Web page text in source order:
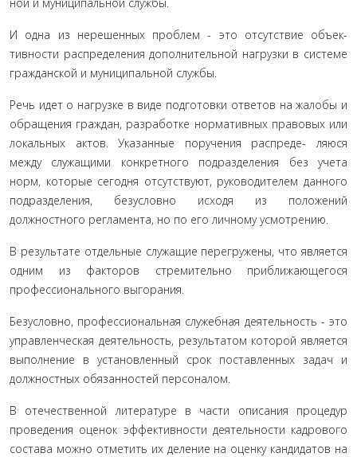
И одна из нерешенных проблем - это отсутствие объек­
тивности распределения дополнительной нагрузки в системе
гражданской и муниципальной службы.
Речь идет о нагрузке в виде подготовки ответов на жа­лобы и
обращения граждан, разработке нормативных право­вых или
локальных актов. Указанные поручения распреде- ляюся
между служащими конкретного подразделения без учета
норм, которые сегодня отсутствуют, руководителем данного
подразделения, безусловно исходя из положений
должностного регламента, но по его личному усмотрению.
В результате отдельные служащие перегружены, что яв­ляется
одним из факторов стремительно приближающегося
профессионального выгорания.
Безусловно, профессиональная служебная деятельность - это
управленческая деятельность, результатом которой яв­ляется
выполнение в установленный срок поставленных за­дач и
должностных обязанностей персоналом.
В отечественной литературе в части описания процедур
проведения оценок эффективности деятельности кадрового
состава можно отметить их деление на оценку кандидатов на